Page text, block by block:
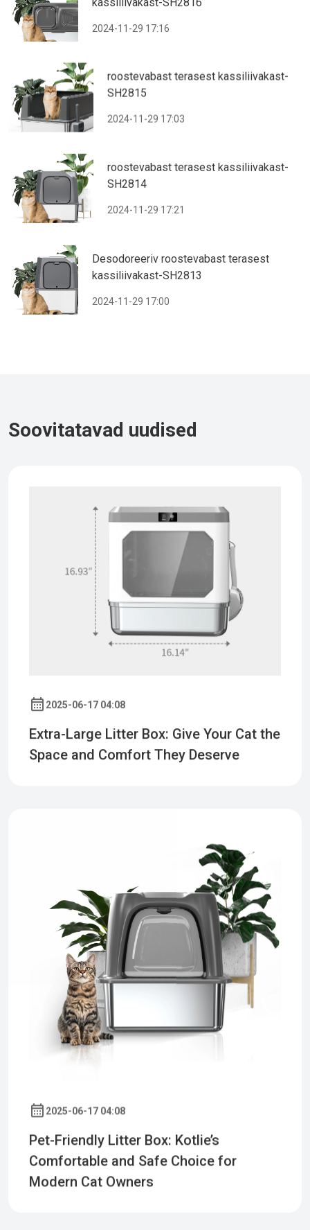
2024-11-29 17:16
roostevabast terasest kassiliivakast-
SH2815
2024-11-29 17:03
roostevabast terasest kassiliivakast-
SH2814
2024-11-29 17:21
Desodoreeriv roostevabast terasest
kassiliivakast-SH2813
2024-11-29 17:00
Soovitatavad uudised
2025-06-17 04:08
Extra-Large Litter Box: Give Your Cat the
Space and Comfort They Deserve
2025-06-17 04:08
Pet-Friendly Litter Box: Kotlie’s
Comfortable and Safe Choice for
Modern Cat Owners